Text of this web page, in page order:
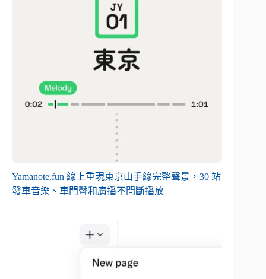
Yamanote.fun 線上重現東京山手線完整聲景，30 站
發車音樂、車門聲和廣播不間斷播放